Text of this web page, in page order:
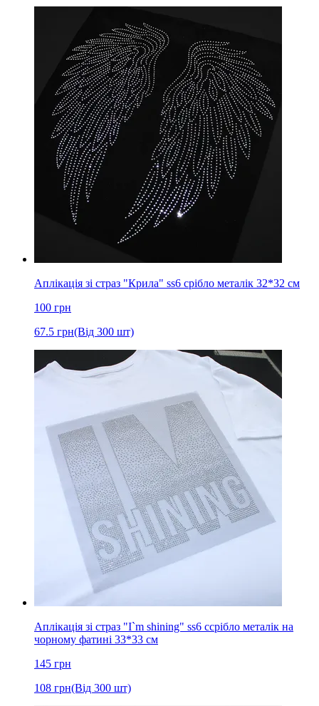
Аплікація зі страз "Крила" ss6 срібло металік 32*32 см
100 грн
67.5 грн(Від 300 шт)
Аплікація зі страз "I`m shining" ss6 cсрібло металік на
чорному фатині 33*33 см
145 грн
108 грн(Від 300 шт)